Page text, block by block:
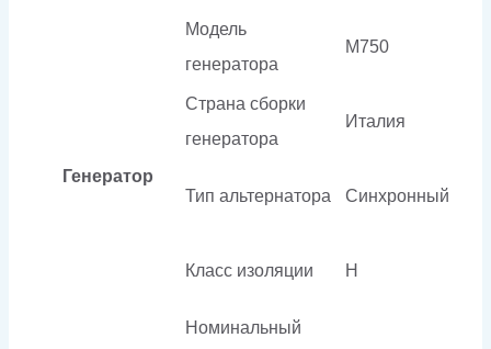
Генератор
Модель
генератора
M750
Страна сборки
генератора
Италия
Тип альтернатора Синхронный
Класс изоляции H
Номинальный